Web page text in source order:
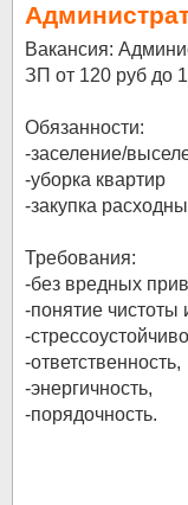
Вакансия:
ЗП от 120 руб до
Обязанности:
-заселение/
-уборка квартир
-закупка
Требования:
-без вредных
-понятие чистоты
-
-ответственность,
-энергичность,
-порядочность.